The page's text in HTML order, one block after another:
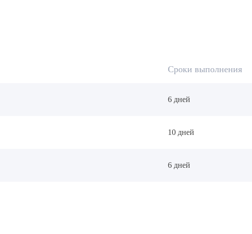
Сроки выполнения
6 дней
10 дней
6 дней